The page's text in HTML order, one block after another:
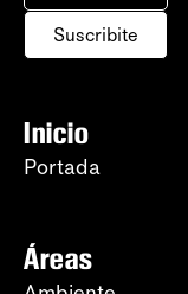
Suscribite
Inicio
Portada
Áreas